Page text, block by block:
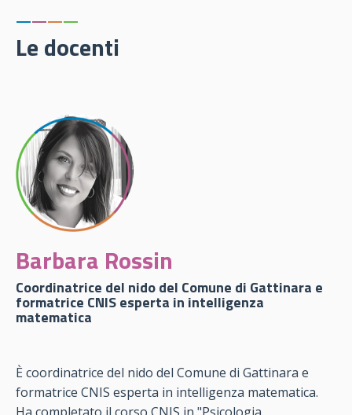
————
Le docenti
Barbara Rossin
Coordinatrice del nido del Comune di Gattinara e
formatrice CNIS esperta in intelligenza
matematica
È coordinatrice del nido del Comune di Gattinara e
formatrice CNIS esperta in intelligenza matematica.